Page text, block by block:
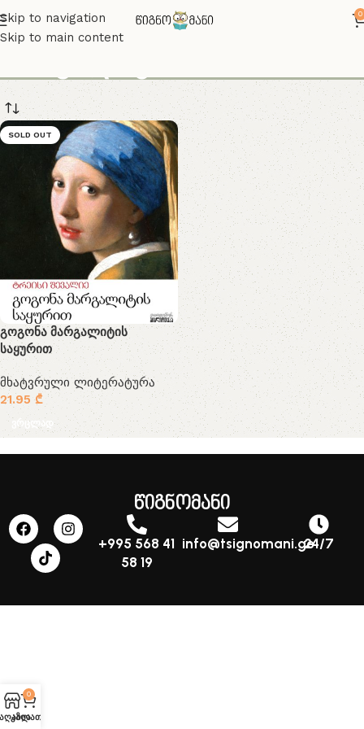
Skip to navigation
Skip to main content
0
SOLD OUT
გოგონა მარგალიტის
საყურით
მხატვრული ლიტერატურა
21.95₾
ვრცლად
წიგნომანი
+995 568 41
58 19
info@tsignomani.ge24/7
0
კალათა